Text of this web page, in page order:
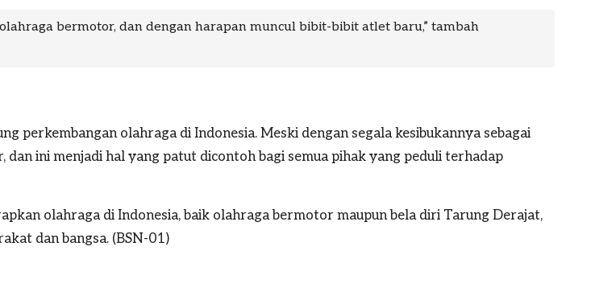
bermotor, dan dengan harapan muncul bibit-bibit atlet baru,” tambah
perkembangan olahraga di Indonesia. Meski dengan segala kesibukannya sebagai
ini menjadi hal yang patut dicontoh bagi semua pihak yang peduli terhadap
olahraga di Indonesia, baik olahraga bermotor maupun bela diri Tarung Derajat,
dan bangsa. (BSN-01)